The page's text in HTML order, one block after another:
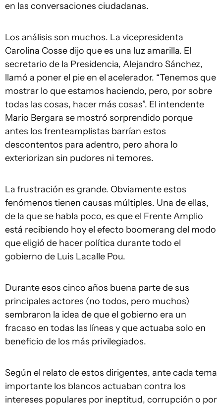
en las conversaciones ciudadanas.
Los análisis son muchos. La vicepresidenta
Carolina Cosse dijo que es una luz amarilla. El
secretario de la Presidencia, Alejandro Sánchez,
llamó a poner el pie en el acelerador. “Tenemos que
mostrar lo que estamos haciendo, pero, por sobre
todas las cosas, hacer más cosas”. El intendente
Mario Bergara se mostró sorprendido porque
antes los frenteamplistas barrían estos
descontentos para adentro, pero ahora lo
exteriorizan sin pudores ni temores.
La frustración es grande. Obviamente estos
fenómenos tienen causas múltiples. Una de ellas,
de la que se habla poco, es que el Frente Amplio
está recibiendo hoy el efecto boomerang del modo
que eligió de hacer política durante todo el
gobierno de Luis Lacalle Pou.
Durante esos cinco años buena parte de sus
principales actores (no todos, pero muchos)
sembraron la idea de que el gobierno era un
fracaso en todas las líneas y que actuaba solo en
beneficio de los más privilegiados.
Según el relato de estos dirigentes, ante cada tema
importante los blancos actuaban contra los
intereses populares por ineptitud, corrupción o por